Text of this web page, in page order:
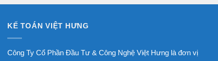
KẾ TOÁN VIỆT HƯNG
Công Ty Cổ Phần Đầu Tư & Công Nghệ Việt Hưng là đơn vị